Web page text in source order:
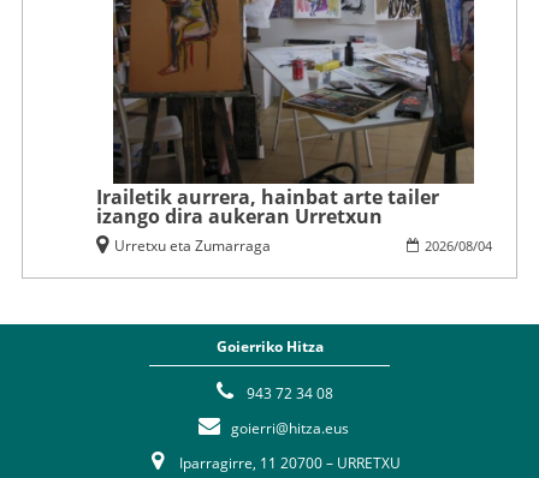
Irailetik aurrera, hainbat arte tailer
izango dira aukeran Urretxun
2026/08/04
Urretxu eta Zumarraga
Goierriko Hitza
943 72 34 08
goierri@hitza.eus
Iparragirre, 11 20700 – URRETXU